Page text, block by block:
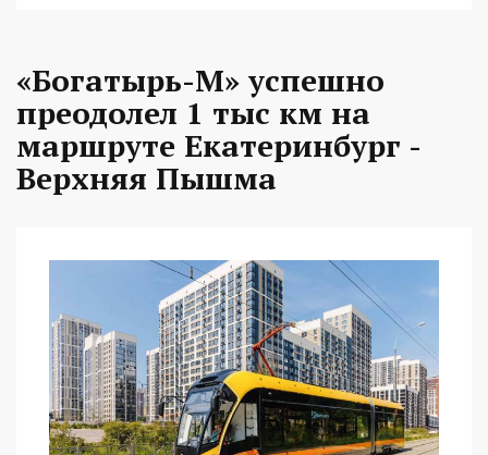
«Богатырь-М» успешно
преодолел 1 тыс км на
маршруте Екатеринбург -
Верхняя Пышма